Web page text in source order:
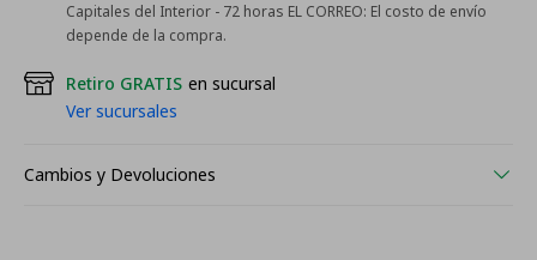
Capitales del Interior - 72 horas EL CORREO: El costo de envío
depende de la compra.
Retiro GRATIS en sucursal
Ver sucursales
Cambios y Devoluciones